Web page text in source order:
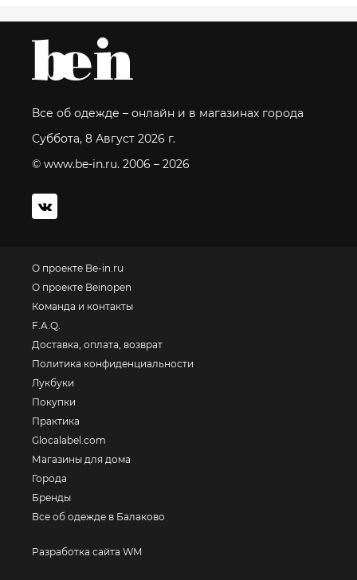
Все об одежде – онлайн и в магазинах города
Суббота, 8 Август 2026 г.
© www.be-in.ru. 2006 – 2026
О проекте Be-in.ru
О проекте Beinopen
Команда и контакты
F.A.Q.
Доставка, оплата, возврат
Политика конфиденциальности
Лукбуки
Покупки
Практика
Glocalabel.com
Магазины для дома
Города
Бренды
Все об одежде в Балаково
Разработка сайта WM